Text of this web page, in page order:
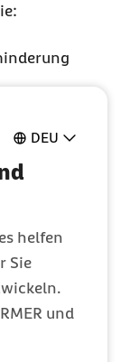
DEU
helfen
Sie
und
oder